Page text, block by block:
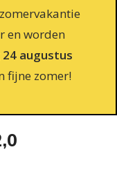
en worden
augustus
fijne zomer!